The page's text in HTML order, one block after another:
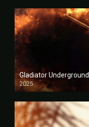
Gladiator Underground
2025
FULL HD